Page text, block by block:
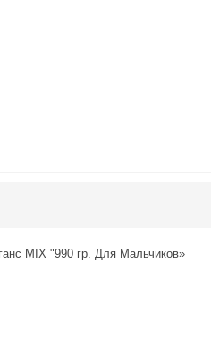
MIX "990 гр. Для Мальчиков»